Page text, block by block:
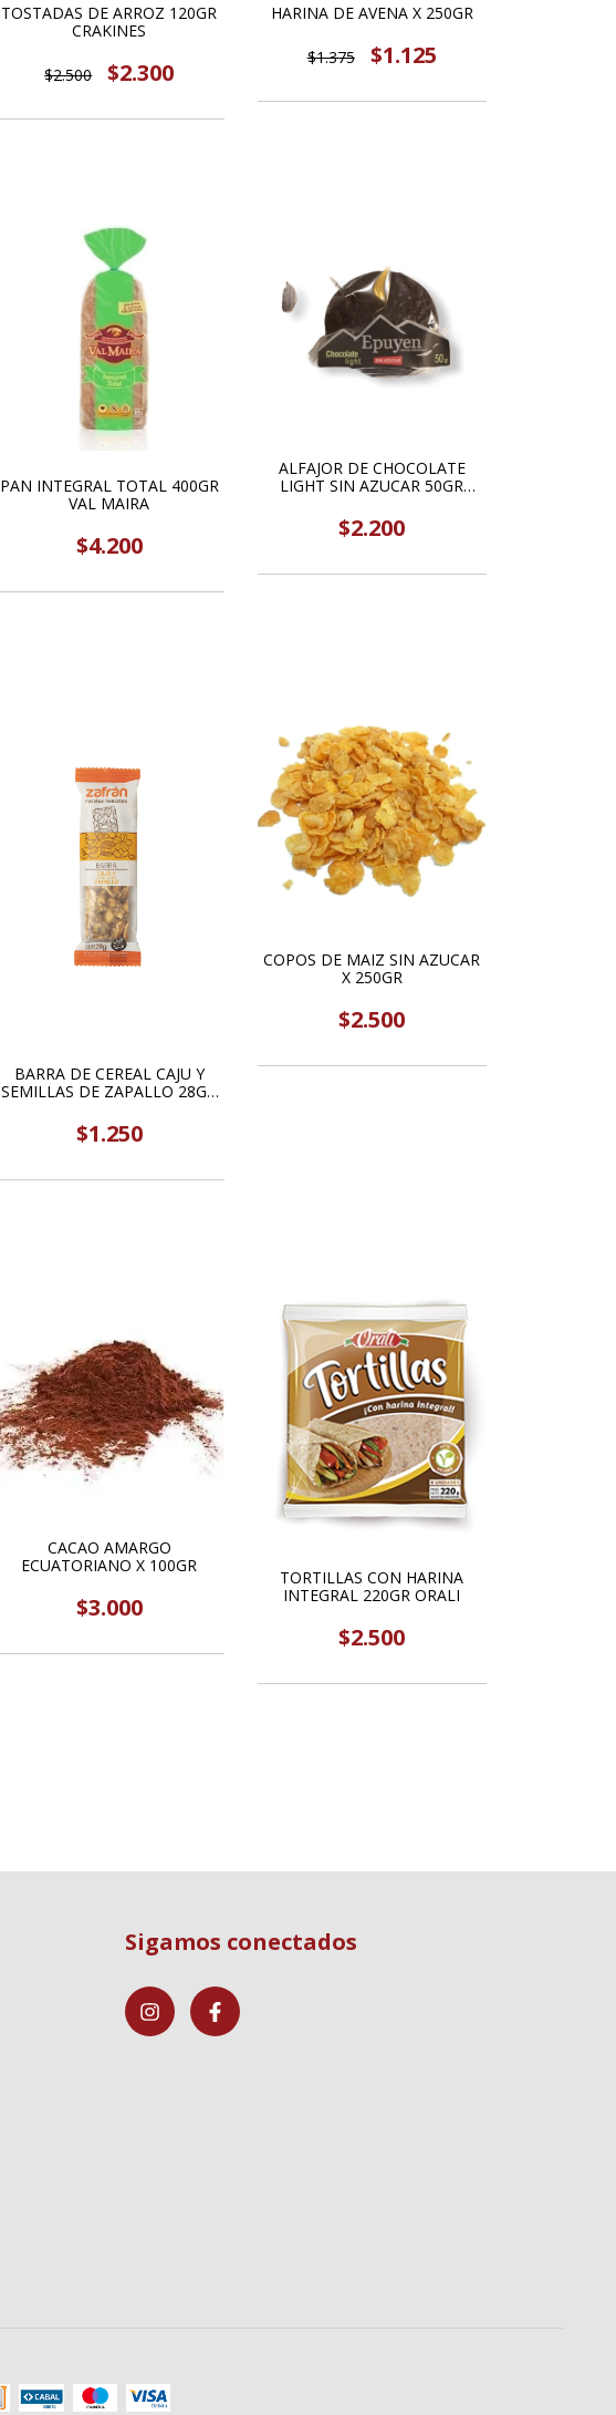
TOSTADAS DE ARROZ 120GR
CRAKINES
$2.500 $2.300
HARINA DE AVENA X 250GR
$1.375 $1.125
PAN INTEGRAL TOTAL 400GR
VAL MAIRA
$4.200
ALFAJOR DE CHOCOLATE
LIGHT SIN AZUCAR 50GR
$2.200
BARRA DE CEREAL CAJU Y
SEMILLAS DE ZAPALLO 28GR
$1.250
COPOS DE MAIZ SIN AZUCAR
X 250GR
$2.500
CACAO AMARGO
ECUATORIANO X 100GR
$3.000
TORTILLAS CON HARINA
INTEGRAL 220GR ORALI
$2.500
Sigamos conectados